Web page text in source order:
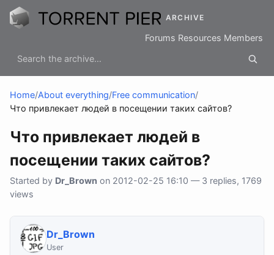
ARCHIVE
Forums Resources Members
Home/About everything/Free communication/
Что привлекает людей в посещении таких сайтов?
Что привлекает людей в
посещении таких сайтов?
Started by Dr_Brown on 2012-02-25 16:10 — 3 replies, 1769
views
Dr_Brown
User